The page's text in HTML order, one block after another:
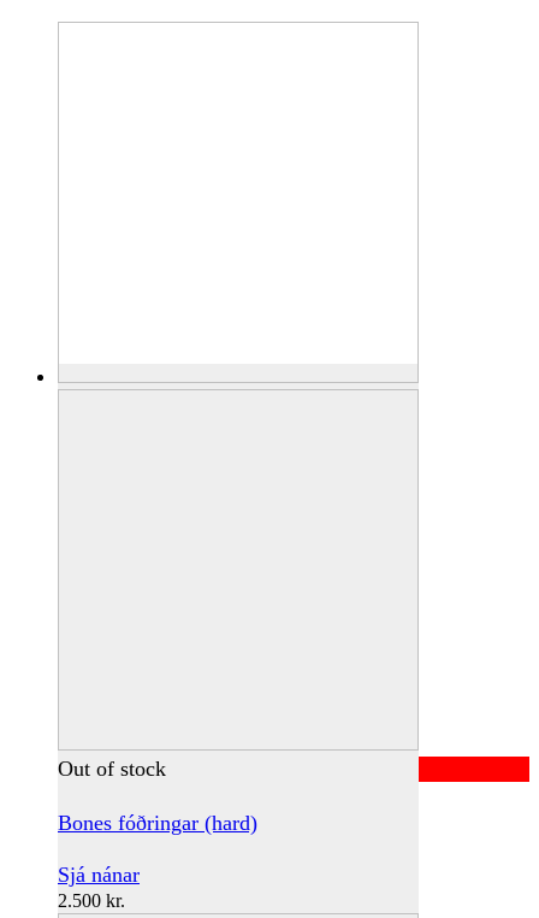
Out of stock
Bones fóðringar (hard)
Sjá nánar
2.500 kr.